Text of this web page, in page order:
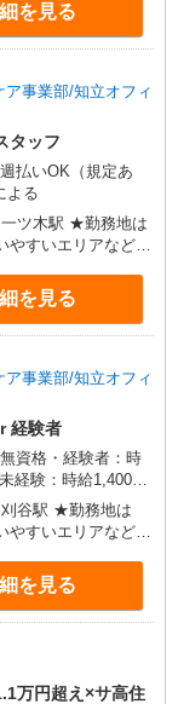
を見る
事業部/知立オフィ
タッフ
払いOK（規定あ
よる
★勤務地は
やすいエリアなど、
を見る
事業部/知立オフィ
経験者
経験：時給1,400
給1,500円〜 ◆介
務地は
やすいエリアなど、
を見る
万円超え×サ高住